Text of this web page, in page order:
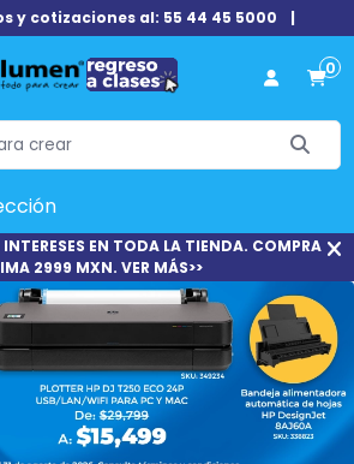
y cotizaciones al: 55 44 45 5000 |
0
EN TODA LA TIENDA. COMPRA
2999 MXN. VER MÁS>>